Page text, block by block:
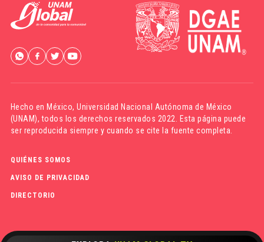
Hecho en México,Universidad Nacional Autónoma de México
(UNAM), todos los derechos reservados 2022. Esta página puede
ser reproducida siempre y cuando se cite la fuente completa.
QUIÉNES SOMOS
AVISO DE PRIVACIDAD
DIRECTORIO